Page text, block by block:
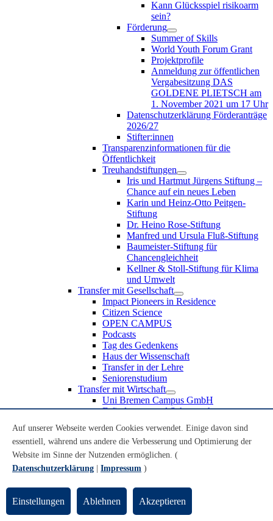
Kann Glücksspiel risikoarm
sein?
Förderung
Summer of Skills
World Youth Forum Grant
Projektprofile
Anmeldung zur öffentlichen
Vergabesitzung DAS
GOLDENE PLIETSCH am
1. November 2021 um 17 Uhr
Datenschutzerklärung Förderanträge
2026/27
Stifter:innen
Transparenzinformationen für die
Öffentlichkeit
Treuhandstiftungen
Iris und Hartmut Jürgens Stiftung –
Chance auf ein neues Leben
Karin und Heinz-Otto Peitgen-
Stiftung
Dr. Heino Rose-Stiftung
Manfred und Ursula Fluß-Stiftung
Baumeister-Stiftung für
Chancengleichheit
Kellner & Stoll-Stiftung für Klima
und Umwelt
Transfer mit Gesellschaft
Impact Pioneers in Residence
Citizen Science
OPEN CAMPUS
Podcasts
Tag des Gedenkens
Haus der Wissenschaft
Transfer in der Lehre
Seniorenstudium
Transfer mit Wirtschaft
Uni Bremen Campus GmbH
Erfindungen und Schutzrechte
Recruiting an der Universität Bremen
Weiterbildung an der Universität Bremen
Transfer mit Schule
Schülerinnen und Schüler
Schulklassen
Lehrkräfte
Gründungsunterstützung
Auf unserer Webseite werden Cookies verwendet. Einige davon sind
essentiell, während uns andere die Verbesserung und Optimierung der
Website im Sinne der Nutzenden ermöglichen. (
Datenschutzerklärung
Impressum )
Einstellungen Ablehnen Akzeptieren